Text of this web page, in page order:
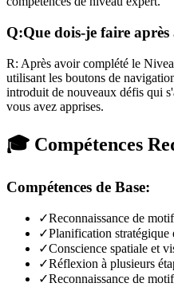
Q:Que dois-je faire
R: Après avoir complété le
utilisant les boutons de
introduit de nouveaux défis qui
vous avez apprises.
🎓 Compétences
Compétences de Base:
✓Reconnaissance de
✓Planification stratégique
✓Conscience spatiale et
✓Réflexion à plusieurs
✓Reconnaissance de